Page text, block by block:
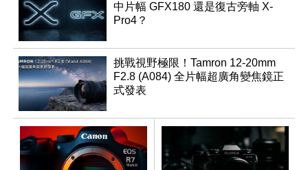
中片幅 GFX180 還是復古旁軸 X-
Pro4？
挑戰視野極限！Tamron 12-20mm
F2.8 (A084) 全片幅超廣角變焦鏡正
式發表